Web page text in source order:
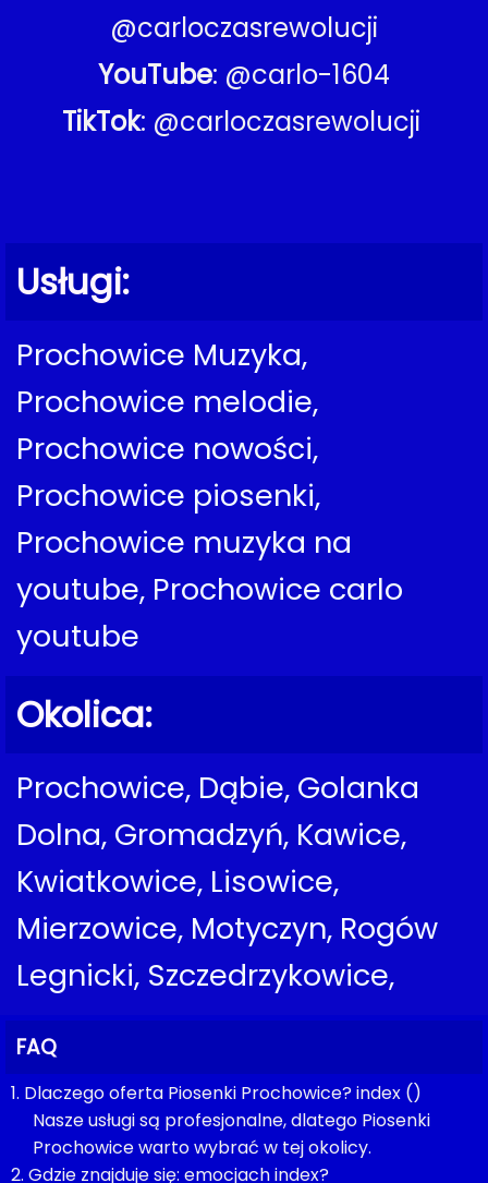
@carloczasrewolucji
YouTube: @carlo-1604
TikTok: @carloczasrewolucji
Usługi:
Prochowice Muzyka,
Prochowice melodie,
Prochowice nowości,
Prochowice piosenki,
Prochowice muzyka na
youtube, Prochowice carlo
youtube
Okolica:
Prochowice, Dąbie, Golanka
Dolna, Gromadzyń, Kawice,
Kwiatkowice, Lisowice,
Mierzowice, Motyczyn, Rogów
Legnicki, Szczedrzykowice,
FAQ
1. Dlaczego oferta Piosenki Prochowice? index ()
Nasze usługi są profesjonalne, dlatego Piosenki
Prochowice warto wybrać w tej okolicy.
2. Gdzie znajduje się: emocjach index?